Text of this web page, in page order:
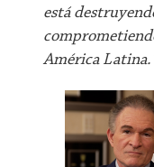
está
América